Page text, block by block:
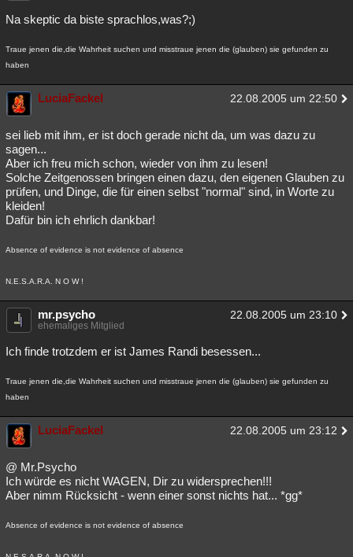
Na skeptic da biste sprachlos,was?;)
Traue jenen die,die Wahrheit suchen und misstraue jenen die (glauben) sie gefunden zu
haben
LuciaFackel 22.08.2005 um 22:50
sei lieb mit ihm, er ist doch gerade nicht da, um was dazu zu
sagen...
Aber ich freu mich schon, wieder von ihm zu lesen!
Solche Zeitgenossen bringen einen dazu, den eigenen Glauben zu
prüfen, und Dinge, die für einen selbst "normal" sind, in Worte zu
kleiden!
Dafür bin ich ehrlich dankbar!
Absence of evidence is not evidence of absence
N.E.S.A.R.A. N O W !
mr.psycho 22.08.2005 um 23:10
ehemaliges Mitglied
Ich finde trotzdem er ist James Randi besessen...
Traue jenen die,die Wahrheit suchen und misstraue jenen die (glauben) sie gefunden zu
haben
LuciaFackel 22.08.2005 um 23:12
@ Mr.Psycho
Ich würde es nicht WAGEN, Dir zu widersprechen!!!
Aber nimm Rücksicht - wenn einer sonst nichts hat... *gg*
Absence of evidence is not evidence of absence